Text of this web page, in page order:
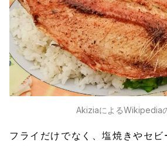
AkiziaによるWikipedia
フライだけでなく、塩焼きやセビ